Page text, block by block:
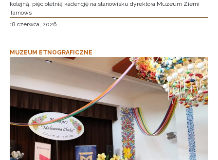
kolejną, pięcioletnią kadencję na stanowisku dyrektora Muzeum Ziemi
Tarnows
18 czerwca, 2026
MUZEUM ETNOGRAFICZNE